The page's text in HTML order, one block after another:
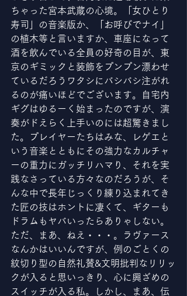
ちゃった宮本武蔵の心境。「女ひとり
寿司」の音楽版か、「お呼びでナイ」
の植木等と言いますか、車座になって
酒を飲んでいる全員の好奇の目が、東
京のギミックと装飾をプンプン漂わせ
ているだろうワタシにバシバシ注がれ
るのが痛いほどでございます。自宅内
ギグはゆるーく始まったのですが、演
奏がドえらく上手いのには超驚きまし
た。プレイヤーたちはみな、レゲエと
いう音楽とともにその強力なカルチャ
ーの重力にガッチリハマり、それを実
践なさっている方々なのだろうが、そ
んな中で長年じっくり練り込まれてき
た匠の技はホントに凄くて、ギターも
ドラムもヤバいったらありゃしない。
ただ、まあ、ねえ・・・。ラヴァース
なんかはいいんですが、例のごとくの
紋切り型の自然礼賛&文明批判なリリッ
クが入ると思いっきり、心に興ざめの
スイッチが入る私。しかし、まあ、伝